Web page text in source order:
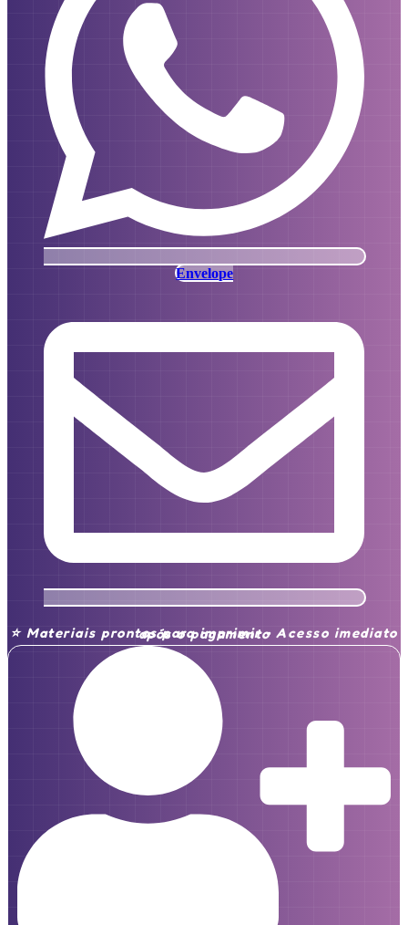
Envelope
⭐ Materiais prontos para imprimir • Acesso imediato após o pagamento